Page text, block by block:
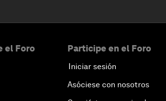
el Foro Participe en el Foro
Iniciar sesión
Asóciese con nosotros